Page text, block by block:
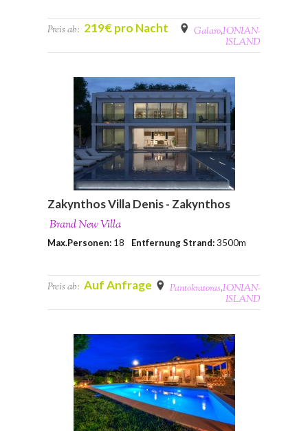
Preis ab: 219€ pro Nacht Galaro,IONIAN-
ISLAND
Zakynthos Villa Denis - Zakynthos
Brand New Villa
Max.Personen: 18 Entfernung Strand:3500m
Preis ab: Auf Anfrage Pantokratoras,IONIAN-
ISLAND